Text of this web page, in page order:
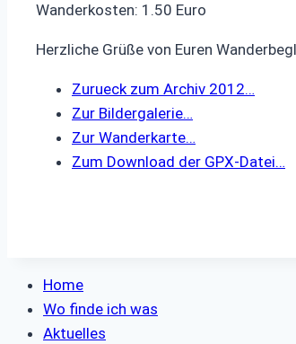
Wanderkosten: 1.50 Euro
Herzliche Grüße von Euren
Zurueck zum Archiv 2012…
Zur Bildergalerie…
Zur Wanderkarte…
Zum Download der GPX-Datei…
Home
Wo finde ich was
Aktuelles